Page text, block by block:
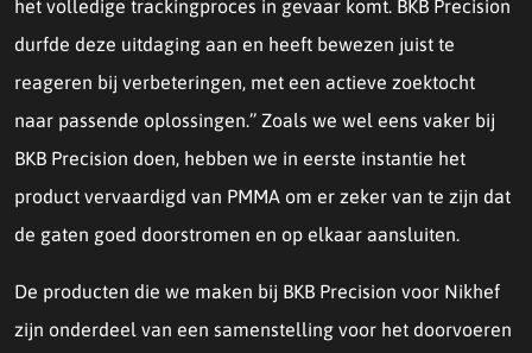
het volledige trackingproces in gevaar komt. BKB Precision
durfde deze uitdaging aan en heeft bewezen juist te
reageren bij verbeteringen, met een actieve zoektocht
naar passende oplossingen.’’ Zoals we wel eens vaker bij
BKB Precision doen, hebben we in eerste instantie het
product vervaardigd van PMMA om er zeker van te zijn dat
de gaten goed doorstromen en op elkaar aansluiten.
De producten die we maken bij BKB Precision voor Nikhef
zijn onderdeel van een samenstelling voor het doorvoeren